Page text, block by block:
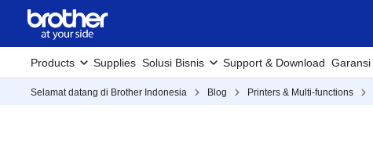
Products Supplies Solusi Bisnis Support & Download Garansi
Selamat datang di Brother Indonesia Blog Printers & Multi-functions